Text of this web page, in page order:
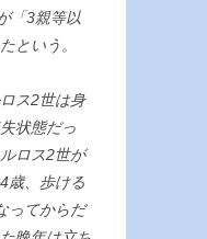
「3親等以
という。
ス2世は身
状態だっ
ロス2世が
歳、歩ける
ってからだ